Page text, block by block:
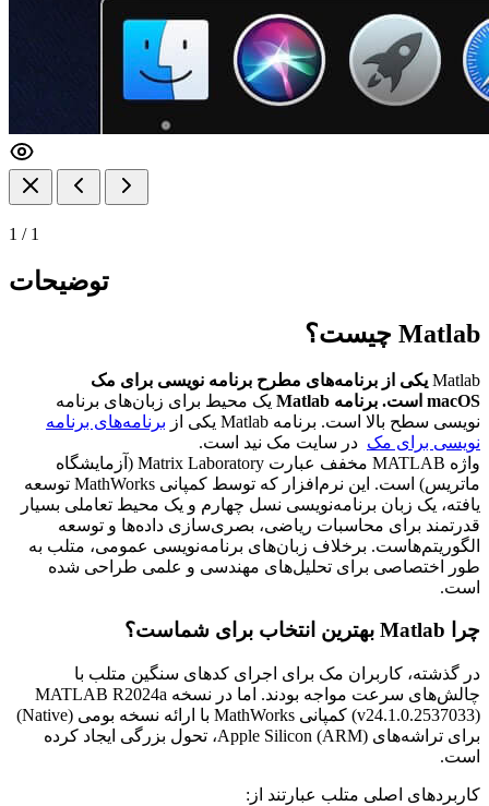
1 / 1
توضیحات
Matlab چیست؟
Matlab یکی از برنامه‌های مطرح برنامه نویسی برای مک
macOS است. برنامه Matlab
یک محیط برای زبان‌های برنامه
نویسی سطح بالا است. برنامه Matlab یکی از
برنامه‌های برنامه
نویسی برای مک در سایت مک نید است.
واژه MATLAB مخفف عبارت Matrix Laboratory (آزمایشگاه
ماتریس) است. این نرم‌افزار که توسط کمپانی MathWorks توسعه
یافته، یک زبان برنامه‌نویسی نسل چهارم و یک محیط تعاملی بسیار
قدرتمند برای محاسبات ریاضی، بصری‌سازی داده‌ها و توسعه
الگوریتم‌هاست. برخلاف زبان‌های برنامه‌نویسی عمومی، متلب به
طور اختصاصی برای تحلیل‌های مهندسی و علمی طراحی شده
است.
چرا Matlab بهترین انتخاب برای شماست؟
در گذشته، کاربران مک برای اجرای کدهای سنگین متلب با
چالش‌های سرعت مواجه بودند. اما در نسخه MATLAB R2024a
(v24.1.0.2537033) کمپانی MathWorks با ارائه نسخه بومی (Native
)
برای تراشه‌های Apple Silicon (ARM)، تحول بزرگی ایجاد کرده
است.
کاربردهای اصلی متلب عبارتند از: